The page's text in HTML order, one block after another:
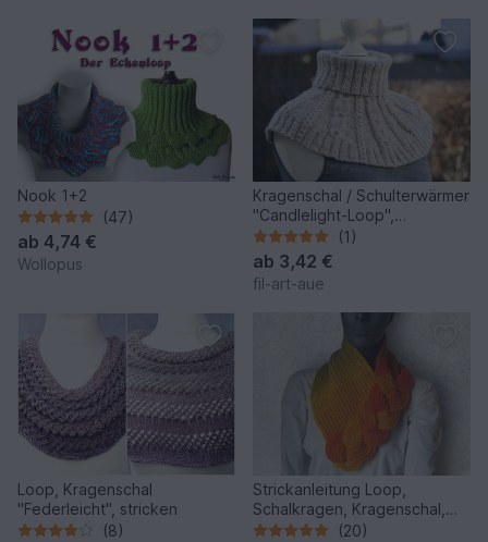
Nook 1+2
(47)
ab 4,74 €
Wollopus
Kragenschal / Schulterwärmer
"Candlelight-Loop",
Strickanleitung, One Size
(1)
ab 3,42 €
fil-art-aue
Loop, Kragenschal
"Federleicht", stricken
(8)
Strickanleitung Loop,
Schalkragen, Kragenschal,
Neckwarmer mit Zopf #275
(20)